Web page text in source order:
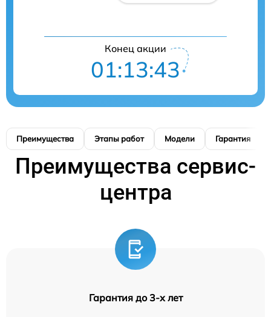
Конец акции
01:13:42
Преимущества Этапы работ Модели Гарантия
Преимущества сервис-
центра
Гарантия до 3-х лет